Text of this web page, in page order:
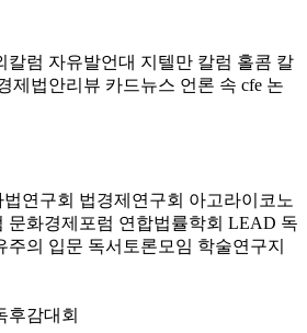
칼럼 자유발언대 지텔만 칼럼 홀콤 칼
제법안리뷰 카드뉴스 언론 속 cfe 논
법연구회 법경제연구회 아고라이코노
문화경제포럼 연합법률학회 LEAD 독
주의 입문 독서토론모임 학술연구지
후감대회